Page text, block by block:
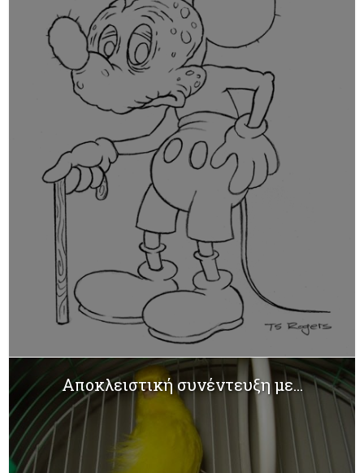
Αποκλειστική συνέντευξη με...